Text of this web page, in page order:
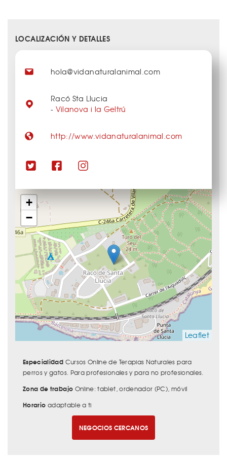
LOCALIZACIÓN Y DETALLES
+
−
Leaflet
hola@vidanaturalanimal.com
Racó Sta Llucia
- Vilanova i la Geltrú
http://www.vidanaturalanimal.com
Especialidad Cursos Online de Terapias Naturales para
perros y gatos. Para profesionales y para no profesionales.
Zona de trabajo Online: tablet, ordenador (PC), móvil
Horario adaptable a ti
NEGOCIOS CERCANOS